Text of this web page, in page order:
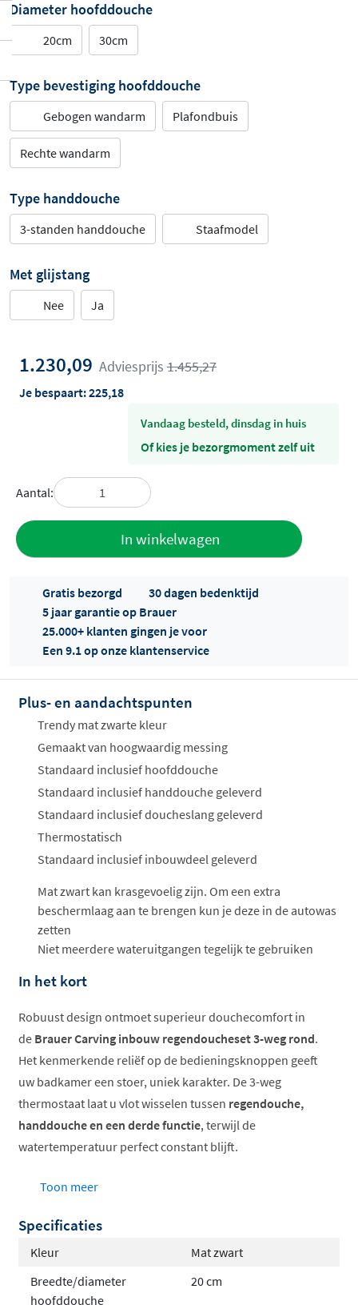
Diameter hoofddouche
20cm 30cm
Type bevestiging hoofddouche
Gebogen wandarm Plafondbuis
Rechte wandarm
Type handdouche
3-standen handdouche Staafmodel
Met glijstang
Nee Ja
1.230,09 Adviesprijs 1.455,27
Je bespaart:225,18
vandaag besteld, dinsdag in huis
Of kies je bezorgmoment zelf uit
Aantal:
In winkelwagen
Offertes
ophalen...
Gratis bezorgd
30 dagen bedenktijd
5 jaar garantie op Brauer
25.000+ klanten gingen je voor
Een 9.1 op onze klantenservice
Plus- en aandachtspunten
Trendy mat zwarte kleur
Gemaakt van hoogwaardig messing
Standaard inclusief hoofddouche
Standaard inclusief handdouche geleverd
Standaard inclusief doucheslang geleverd
Thermostatisch
Standaard inclusief inbouwdeel geleverd
Mat zwart kan krasgevoelig zijn. Om een extra
beschermlaag aan te brengen kun je deze in de autowas
zetten
Niet meerdere wateruitgangen tegelijk te gebruiken
In het kort
Robuust design ontmoet superieur douchecomfort in
de Brauer Carving inbouw regendoucheset 3-weg rond.
Het kenmerkende reliëf op de bedieningsknoppen geeft
uw badkamer een stoer, uniek karakter. De 3-weg
thermostaat laat u vlot wisselen tussen regendouche,
handdouche en een derde functie, terwijl de
watertemperatuur perfect constant blijft.
Volledig inbouwsysteem met thermostatische
Ronde vorm met kenmerkende reliëfdetails
Verschillende formaten hoofddouches
Meerdere trendy kleuren verkrijgbaar
Toon meer
Specificaties
Kleur
Mat zwart
Breedte/diameter
hoofddouche
20 cm